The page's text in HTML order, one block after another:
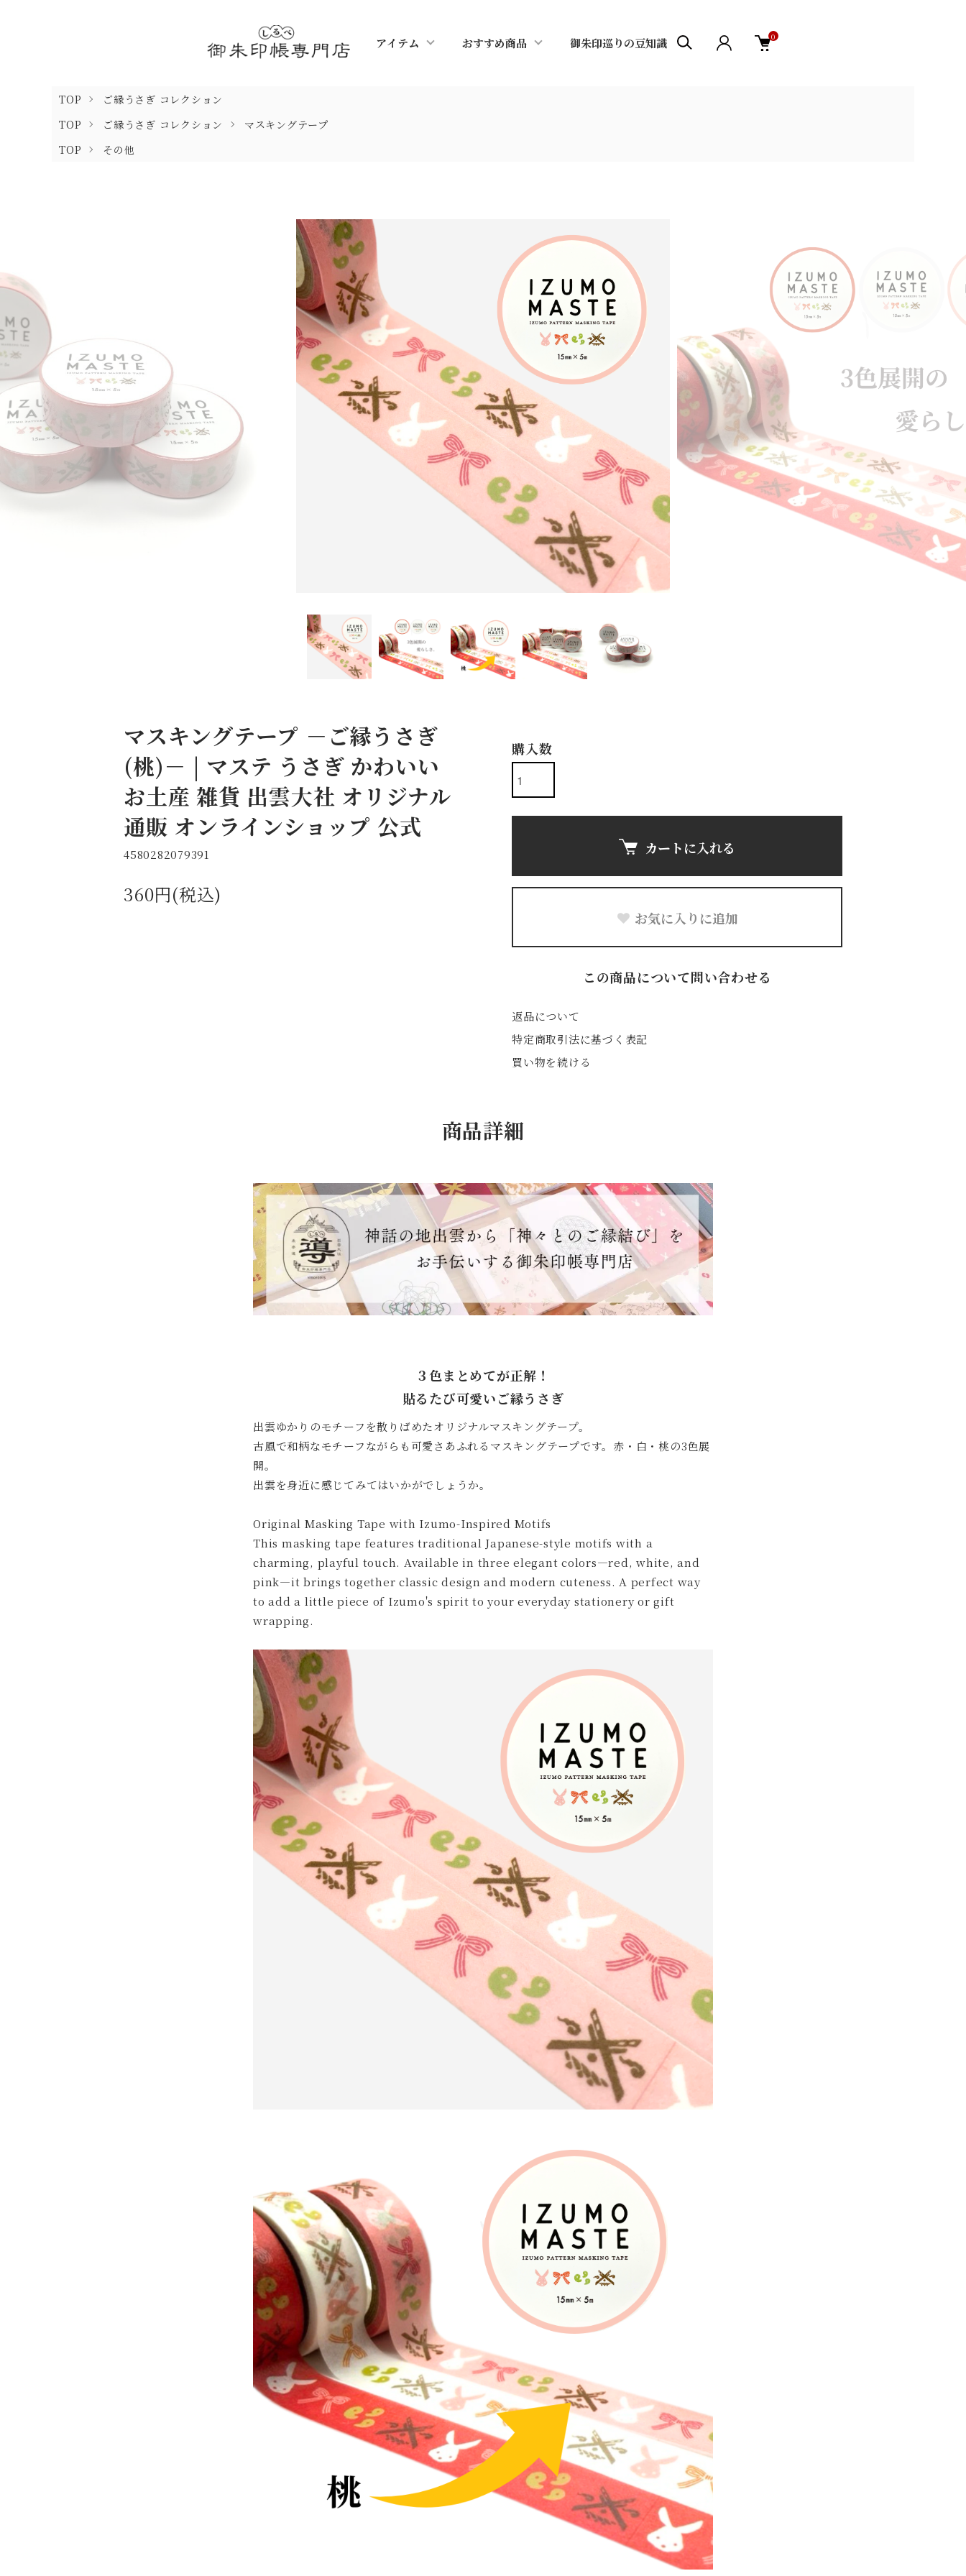
アイテム おすすめ商品 御朱印巡りの豆知識 0
TOP
ご縁うさぎ コレクション
TOP
ご縁うさぎ コレクション
マスキングテープ
TOP
その他
マスキングテープ －ご縁うさぎ
(桃)－ | マステ うさぎ かわいい
お土産 雑貨 出雲大社 オリジナル
通販 オンラインショップ 公式
4580282079391
360円(税込)
購入数
カートに入れる
お気に入りに追加
この商品について問い合わせる
返品について
特定商取引法に基づく表記
買い物を続ける
商品詳細
３色まとめてが正解！
貼るたび可愛いご縁うさぎ
出雲ゆかりのモチーフを散りばめたオリジナルマスキングテープ。
古風で和柄なモチーフながらも可愛さあふれるマスキングテープです。赤・白・桃の3色展
開。
出雲を身近に感じてみてはいかがでしょうか。
Original Masking Tape with Izumo-Inspired Motifs
This masking tape features traditional Japanese-style motifs with a
charming, playful touch. Available in three elegant colors—red, white, and
pink—it brings together classic design and modern cuteness. A perfect way
to add a little piece of Izumo's spirit to your everyday stationery or gift
wrapping.